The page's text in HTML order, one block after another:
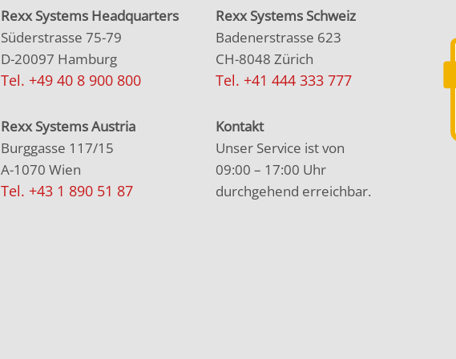
Rexx Systems Headquarters
Süderstrasse 75-79
D-20097 Hamburg
Tel. +49 40 8 900 800
Rexx Systems Austria
Burggasse 117/15
A-1070 Wien
Tel. +43 1 890 51 87
Rexx Systems Schweiz
Badenerstrasse 623
CH-8048 Zürich
Tel. +41 444 333 777
Kontakt
Unser Service ist von
09:00 – 17:00 Uhr
durchgehend erreichbar.